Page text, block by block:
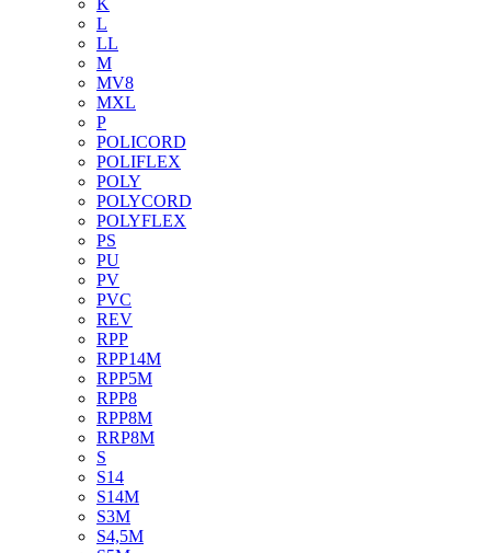
K
L
LL
M
MV8
MXL
P
POLICORD
POLIFLEX
POLY
POLYCORD
POLYFLEX
PS
PU
PV
PVC
REV
RPP
RPP14M
RPP5M
RPP8
RPP8M
RRP8M
S
S14
S14M
S3M
S4,5M